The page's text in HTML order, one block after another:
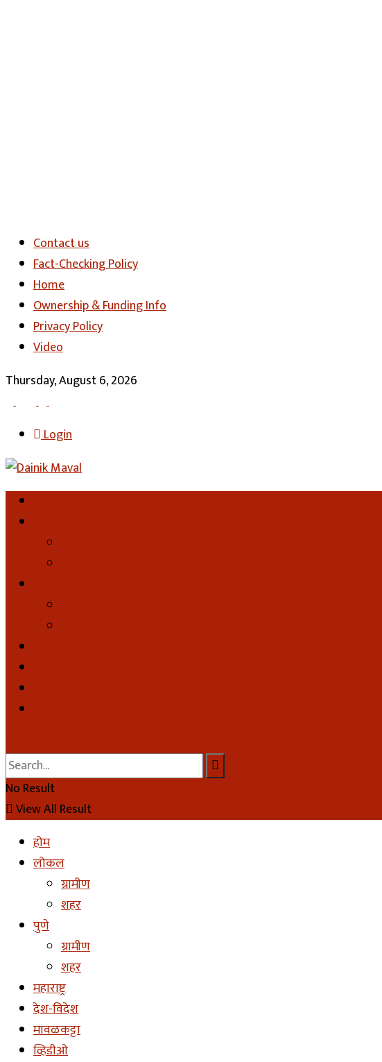
Contact us
Fact-Checking Policy
Home
Ownership & Funding Info
Privacy Policy
Video
Thursday, August 6, 2026
Login
No Result
View All Result
होम
लोकल
ग्रामीण
शहर
पुणे
ग्रामीण
शहर
महाराष्ट्र
देश-विदेश
मावळकट्टा
व्हिडीओ